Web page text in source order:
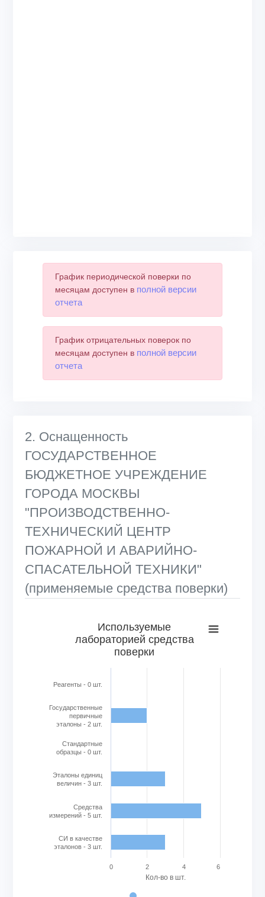
График периодической поверки по
месяцам доступен в полной версии
отчета
График отрицательных поверок по
месяцам доступен в полной версии
отчета
2. Оснащенность
ГОСУДАРСТВЕННОЕ
БЮДЖЕТНОЕ УЧРЕЖДЕНИЕ
ГОРОДА МОСКВЫ
"ПРОИЗВОДСТВЕННО-
ТЕХНИЧЕСКИЙ ЦЕНТР
ПОЖАРНОЙ И АВАРИЙНО-
СПАСАТЕЛЬНОЙ ТЕХНИКИ"
(применяемые средства поверки)
Bar chart with 6 bars.
View as data table, Используемые лабораторией
The chart has 1 X axis displaying categories.
The chart has 1 Y axis displaying Кол-во в шт.. Range: 0
Кол-во в шт.
Используемые
лабораторией средства
поверки
Реагенты - 0 шт.
Государственные
первичные
эталоны - 2 шт.
Стандартные
образцы - 0 шт.
Эталоны единиц
величин - 3 шт.
Cредства
измерений - 5 шт.
СИ в качестве
эталонов - 3 шт.
0 2 4 6